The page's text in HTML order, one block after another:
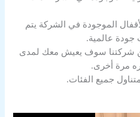
الموجودة في الشركة يتم
جودة عالمية.
من شركتنا سوف يعيش معك لمدى
مرة أخرى.
جميع الفئات.